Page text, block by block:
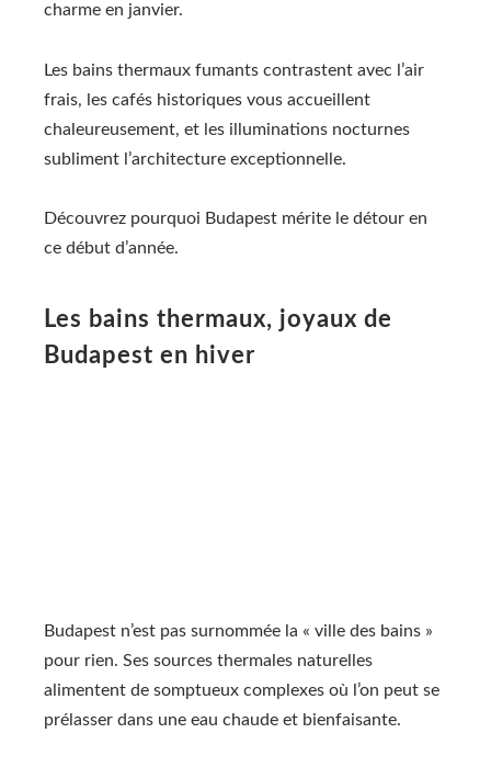
charme en janvier.
Les bains thermaux fumants contrastent avec l’air
frais, les cafés historiques vous accueillent
chaleureusement, et les illuminations nocturnes
subliment l’architecture exceptionnelle.
Découvrez pourquoi Budapest mérite le détour en
ce début d’année.
Les bains thermaux, joyaux de
Budapest en hiver
Budapest n’est pas surnommée la « ville des bains »
pour rien. Ses sources thermales naturelles
alimentent de somptueux complexes où l’on peut se
prélasser dans une eau chaude et bienfaisante.